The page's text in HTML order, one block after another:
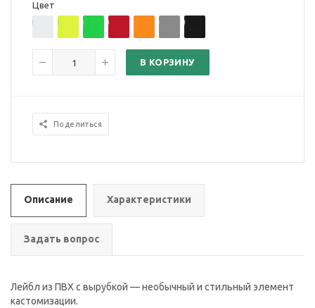
Цвет
В КОРЗИНУ
Поделиться
Описание Характеристики
Задать вопрос
Лейбл из ПВХ с вырубкой — необычный и стильный элемент
кастомизации.